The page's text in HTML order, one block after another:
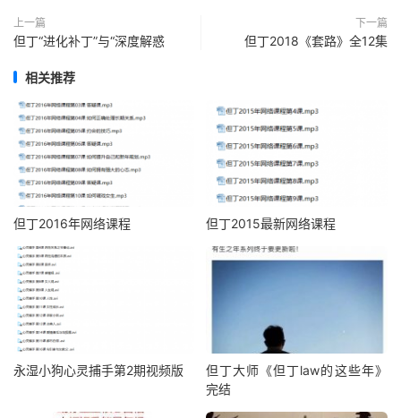
上一篇
但丁“进化补丁”与“深度解惑
下一篇
但丁2018《套路》全12集
相关推荐
但丁2016年网络课程 但丁2015最新网络课程
永湿小狗心灵捕手第2期视频版
但丁大师《但丁law的这些年》
完结